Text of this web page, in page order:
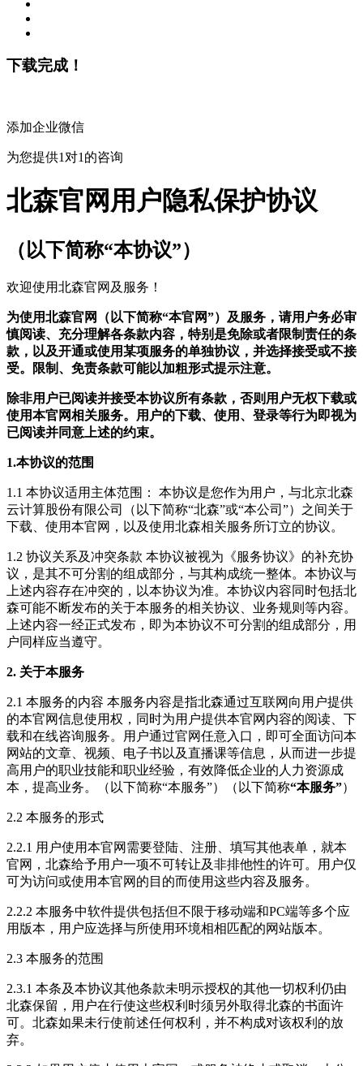
下载完成！
添加企业微信
为您提供1对1的咨询
北森官网用户隐私保护协议
（以下简称“本协议”）
欢迎使用北森官网及服务！
为使用北森官网（以下简称“本官网”）及服务，请用户务必审
慎阅读、充分理解各条款内容，特别是免除或者限制责任的条
款，以及开通或使用某项服务的单独协议，并选择接受或不接
受。限制、免责条款可能以加粗形式提示注意。
除非用户已阅读并接受本协议所有条款，否则用户无权下载或
使用本官网相关服务。用户的下载、使用、登录等行为即视为
已阅读并同意上述的约束。
1.本协议的范围
1.1 本协议适用主体范围： 本协议是您作为用户，与北京北森
云计算股份有限公司（以下简称“北森”或“本公司”）之间关于
下载、使用本官网，以及使用北森相关服务所订立的协议。
1.2 协议关系及冲突条款 本协议被视为《服务协议》的补充协
议，是其不可分割的组成部分，与其构成统一整体。本协议与
上述内容存在冲突的，以本协议为准。本协议内容同时包括北
森可能不断发布的关于本服务的相关协议、业务规则等内容。
上述内容一经正式发布，即为本协议不可分割的组成部分，用
户同样应当遵守。
2. 关于本服务
2.1 本服务的内容 本服务内容是指北森通过互联网向用户提供
的本官网信息使用权，同时为用户提供本官网内容的阅读、下
载和在线咨询服务。用户通过官网任意入口，即可全面访问本
网站的文章、视频、电子书以及直播课等信息，从而进一步提
高用户的职业技能和职业经验，有效降低企业的人力资源成
本，提高业务。（以下简称“本服务”）（以下简称“本服务”）
2.2 本服务的形式
2.2.1 用户使用本官网需要登陆、注册、填写其他表单，就本
官网，北森给予用户一项不可转让及非排他性的许可。用户仅
可为访问或使用本官网的目的而使用这些内容及服务。
2.2.2 本服务中软件提供包括但不限于移动端和PC端等多个应
用版本，用户应选择与所使用环境相相匹配的网站版本。
2.3 本服务的范围
2.3.1 本条及本协议其他条款未明示授权的其他一切权利仍由
北森保留，用户在行使这些权利时须另外取得北森的书面许
可。北森如果未行使前述任何权利，并不构成对该权利的放
弃。